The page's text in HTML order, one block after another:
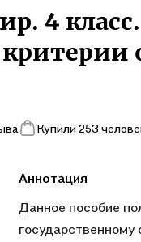
4
Купили 253
Аннотация
Данное пособие
государственному